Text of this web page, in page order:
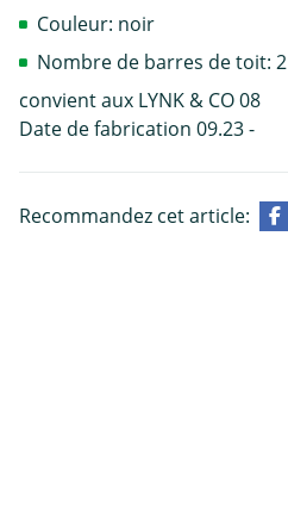
Couleur: noir
Nombre de barres de toit: 2
convient aux LYNK & CO 08
Date de fabrication 09.23 -
Recommandez cet article: